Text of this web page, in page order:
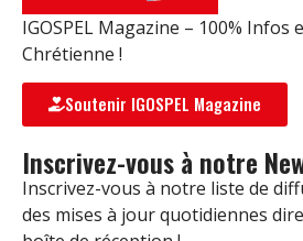
IGOSPEL Magazine – 100% Infos
Chrétienne !
Soutenir IGOSPEL Magazine
Inscrivez-vous à notre
Inscrivez-vous à notre liste de
des mises à jour quotidiennes